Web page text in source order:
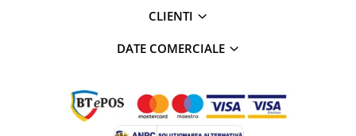
CLIENTI
DATE COMERCIALE